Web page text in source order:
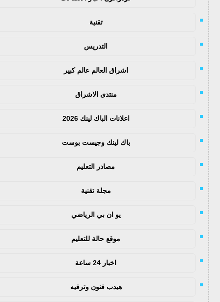
تقنية
التدريس
اشراق العالم عالم كبير
منتدى الاشراق
اعلانات الباك لينك 2026
باك لينك وجيست بوست
مصادر التعليم
مجلة تقنية
يو ان بي الرياضي
موقع حالة للتعليم
اخبار 24 ساعة
هيدب فنون وترفيه